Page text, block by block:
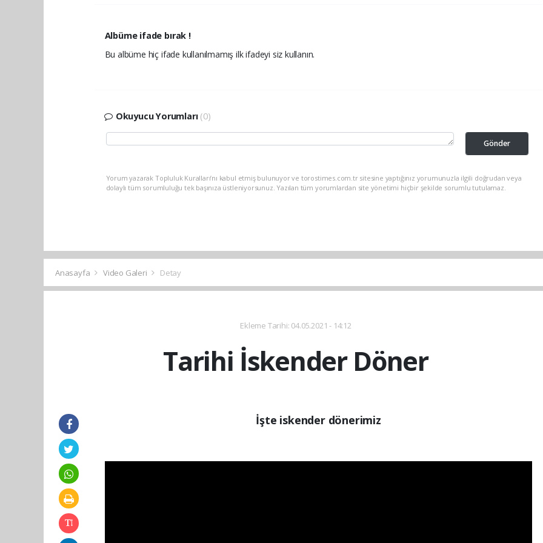
Albüme ifade bırak !
Bu albüme hiç ifade kullanılmamış ilk ifadeyi siz kullanın.
Okuyucu Yorumları (0)
Gönder
Yorum yazarak Topluluk Kuralları’nı kabul etmiş bulunuyor ve torostimes.com.tr sitesine yaptığınız yorumunuzla ilgili doğrudan veya
dolaylı tüm sorumluluğu tek başınıza üstleniyorsunuz. Yazılan tüm yorumlardan site yönetimi hiçbir şekilde sorumlu tutulamaz.
Anasayfa Video Galeri Detay
Ekleme Tarihi: 04.05.2021 - 14:12
Tarihi İskender Döner
İşte iskender dönerimiz